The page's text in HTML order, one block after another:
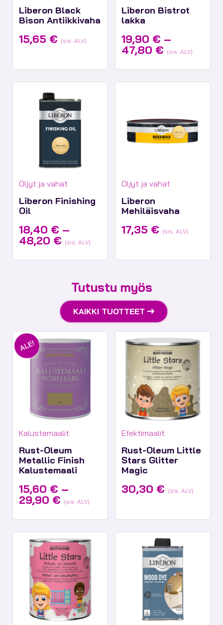
Liberon Black
Bison Antiikkivaha
15,65 € (sis. ALV)
Liberon Bistrot
lakka
19,90 € –
47,80 €
-
47,80 €
(sis. ALV)
Tuotekategoriat:
Öljyt ja vahat
Liberon Finishing
Oil
18,40 € –
48,20 € Hintaluokka:
-
(sis. ALV)
Tuotekategoriat:
Öljyt ja vahat
Liberon
Mehiläisvaha
17,35 € (sis. ALV)
Tutustu myös
KAIKKI TUOTTEET
ALE!
Tuotekategoriat:
Kalustemaalit
Rust-Oleum
Metallic Finish
Kalustemaali
15,60 € –
29,90 € Hintaluokka:
-
29,90 €
(sis. ALV)
Tuotekategoriat:
Efektimaalit
Rust-Oleum Little
Stars Glitter
Magic
30,30 € (sis. ALV)